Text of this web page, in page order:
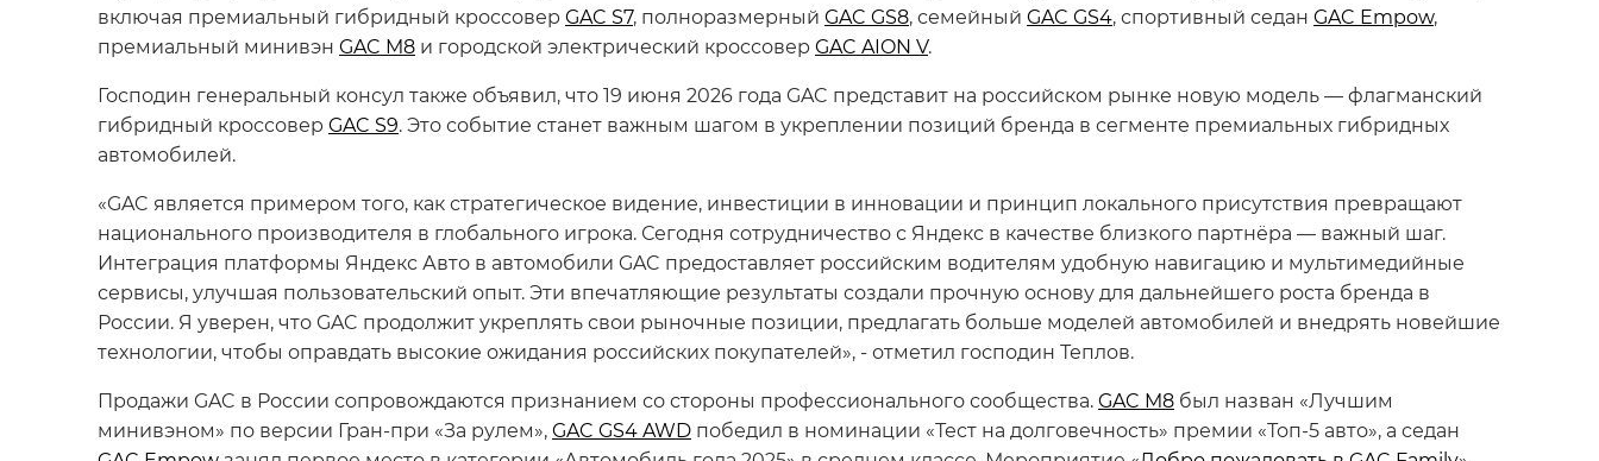
включая премиальный гибридный кроссовер GAC S7, полноразмерный GAC GS8, семейный GAC GS4, спортивный седан GAC Empow,
премиальный минивэн GAC M8 и городской электрический кроссовер GAC AION V.
Господин генеральный консул также объявил, что 19 июня 2026 года GAC представит на российском рынке новую модель — флагманский
гибридный кроссовер GAC S9. Это событие станет важным шагом в укреплении позиций бренда в сегменте премиальных гибридных
автомобилей.
«GAC является примером того, как стратегическое видение, инвестиции в инновации и принцип локального присутствия превращают
национального производителя в глобального игрока. Сегодня сотрудничество с Яндекс в качестве близкого партнёра — важный шаг.
Интеграция платформы Яндекс Авто в автомобили GAC предоставляет российским водителям удобную навигацию и мультимедийные
сервисы, улучшая пользовательский опыт. Эти впечатляющие результаты создали прочную основу для дальнейшего роста бренда в
России. Я уверен, что GAC продолжит укреплять свои рыночные позиции, предлагать больше моделей автомобилей и внедрять новейшие
технологии, чтобы оправдать высокие ожидания российских покупателей», - отметил господин Теплов.
Продажи GAC в России сопровождаются признанием со стороны профессионального сообщества.GAC M8 был назван «Лучшим
минивэном» по версии Гран-при «За рулем»,GAC GS4 AWD победил в номинации «Тест на долговечность» премии «Топ-5 авто», а седан